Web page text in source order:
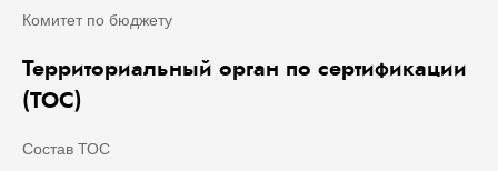
Комитет по бюджету
Территориальный орган по сертификации
(ТОС)
Состав ТОС